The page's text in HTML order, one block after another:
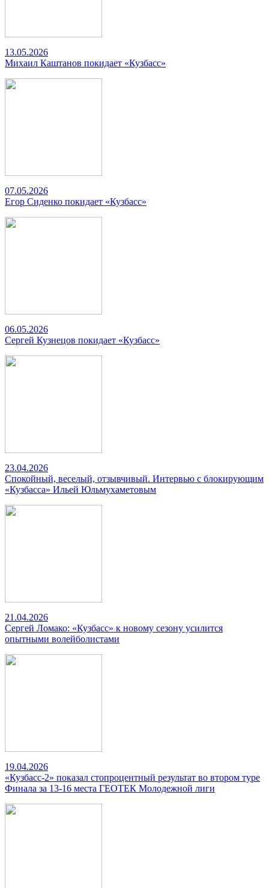
13.05.2026
Михаил Каштанов покидает «Кузбасс»
07.05.2026
Егор Сиденко покидает «Кузбасс»
06.05.2026
Сергей Кузнецов покидает «Кузбасс»
23.04.2026
Спокойный, веселый, отзывчивый. Интервью с блокирующим
«Кузбасса» Ильей Юльмухаметовым
21.04.2026
Сергей Ломако: «Кузбасс» к новому сезону усилится
опытными волейболистами
19.04.2026
«Кузбасс-2» показал стопроцентный результат во втором туре
Финала за 13-16 места ГЕОТЕК Молодежной лиги